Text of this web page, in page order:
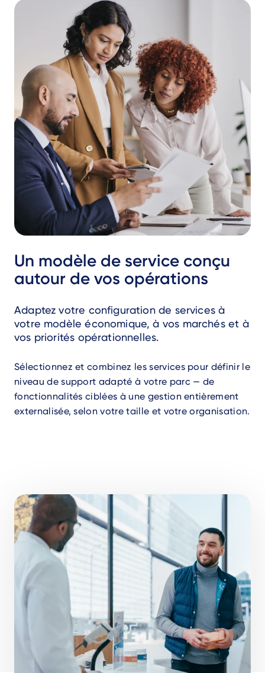
Un modèle de service conçu
autour de vos opérations
Adaptez votre configuration de services à
votre modèle économique, à vos marchés et à
vos priorités opérationnelles.
Sélectionnez et combinez les services pour définir le
niveau de support adapté à votre parc — de
fonctionnalités ciblées à une gestion entièrement
externalisée, selon votre taille et votre organisation.